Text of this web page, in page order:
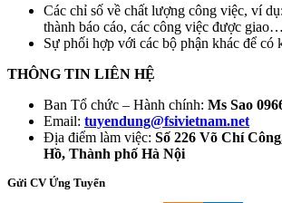
Các chỉ số về chất lượng công việc, ví
thành báo cáo, các công việc được giao…
Sự phối hợp với các bộ phận khác để
THÔNG TIN LIÊN HỆ
Ban Tổ chức – Hành chính: Ms Sao
Email: tuyendung@fsivietnam.net
Địa điểm làm việc: Số 226 Võ Chí
Hồ, Thành phố Hà Nội
Gửi CV Ứng Tuyển